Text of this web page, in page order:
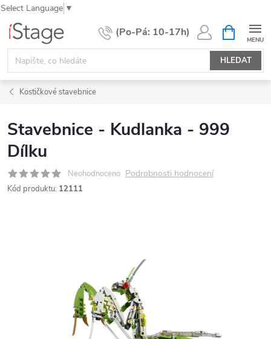
Select Language ▼
Přejít
obsah
HLEDAT
NÁKUPNÍ
KOŠÍK
Kostičkové stavebnice
Stavebnice - Kudlanka - 999
Dílku
Neohodnoceno Podrobnosti hodnocení
Kód produktu: 12111